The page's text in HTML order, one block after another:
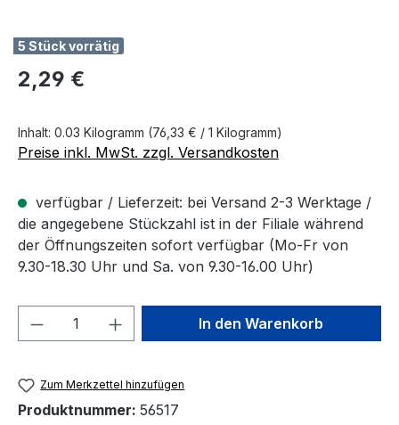
5 Stück vorrätig
Regulärer Preis:
2,29 €
Inhalt: 0.03 Kilogramm (76,33 € / 1 Kilogramm)
Preise inkl. MwSt. zzgl. Versandkosten
verfügbar / Lieferzeit: bei Versand 2-3 Werktage /
die angegebene Stückzahl ist in der Filiale während
der Öffnungszeiten sofort verfügbar (Mo-Fr von
9.30-18.30 Uhr und Sa. von 9.30-16.00 Uhr)
Produkt Anzahl: Gib denIn den Warenkorb
Zum Merkzettel hinzufügen
Produktnummer: 56517